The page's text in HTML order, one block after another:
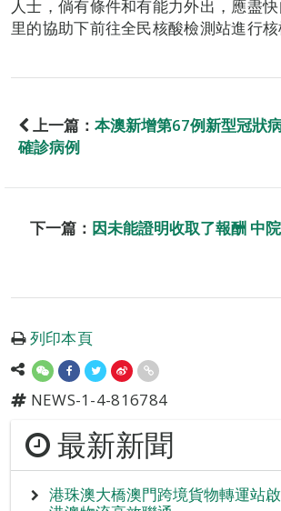
人士，倘有條件和有能力外出，應盡
里的協助下前往全民核酸檢測站進行核
上一篇： 本澳新增第67例新型冠狀
確診病例
下一篇： 因未能證明收取了報酬 中
列印本頁
NEWS-1-4-816784
最新新聞
港珠澳大橋澳門跨境貨物轉運站